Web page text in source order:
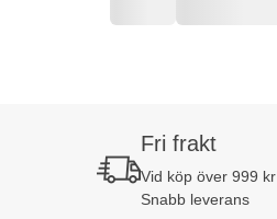
Fri frakt
Vid köp över 999 kr
Snabb leverans